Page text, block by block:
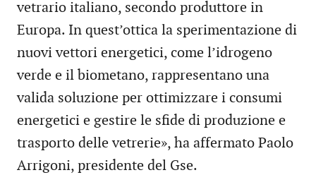
vetrario italiano, secondo produttore in
Europa. In quest’ottica la sperimentazione di
nuovi vettori energetici, come l’idrogeno
verde e il biometano, rappresentano una
valida soluzione per ottimizzare i consumi
energetici e gestire le sfide di produzione e
trasporto delle vetrerie», ha affermato Paolo
Arrigoni, presidente del Gse.